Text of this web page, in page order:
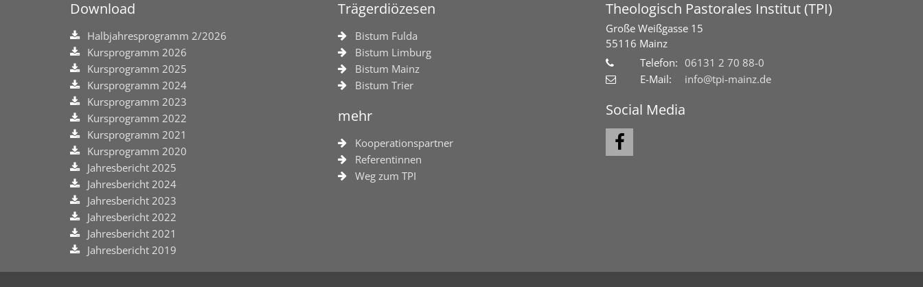
Download
Halbjahresprogramm 2/2026
Kursprogramm 2026
Kursprogramm 2025
Kursprogramm 2024
Kursprogramm 2023
Kursprogramm 2022
Kursprogramm 2021
Kursprogramm 2020
Jahresbericht 2025
Jahresbericht 2024
Jahresbericht 2023
Jahresbericht 2022
Jahresbericht 2021
Jahresbericht 2019
Trägerdiözesen
Bistum Fulda
Bistum Limburg
Bistum Mainz
Bistum Trier
mehr
Kooperationspartner
Referentinnen
Weg zum TPI
Theologisch Pastorales Institut (TPI)
Große Weißgasse 15
55116 Mainz
Telefon: 06131 2 70 88-0
E-Mail:
info@tpi-mainz.de
Social Media